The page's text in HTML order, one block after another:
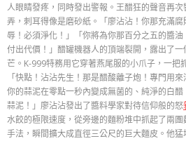
人眼睛發疼，同時發出警報。王醋狂的聲音再
弄，刺耳得像是磨砂紙。「廖沾沾！你那充滿
辱！必須淨化！」「你將為你那百分之五的醬
付出代價！」醋罐機器人的頂端裂開，露出了
芒。K-999特務用它穿著燕尾服的小爪子，一把
「快點！沾沾先生！那是醋酸離子炮！專門用
你的蒜泥在零點一秒內變成無菌的、純淨的白
蒜泥！」廖沾沾發出了醬料學家對待信仰般的怒
水餃的極限速度，從旁邊的麵粉堆中抓起了兩
手法，瞬間擴大成直徑三公尺的巨大麵皮。他猛